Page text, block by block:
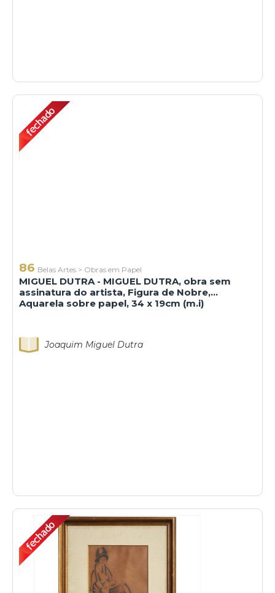
86 Belas Artes > Obras em Papel
MIGUEL DUTRA - MIGUEL DUTRA, obra sem
assinatura do artista, Figura de Nobre,
Aquarela sobre papel, 34 x 19cm (m.i)
Joaquim Miguel Dutra